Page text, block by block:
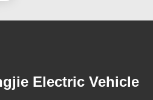
Electric Vehicle